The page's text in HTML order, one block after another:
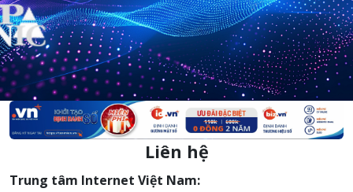
Liên hệ
Trung tâm Internet Việt Nam: